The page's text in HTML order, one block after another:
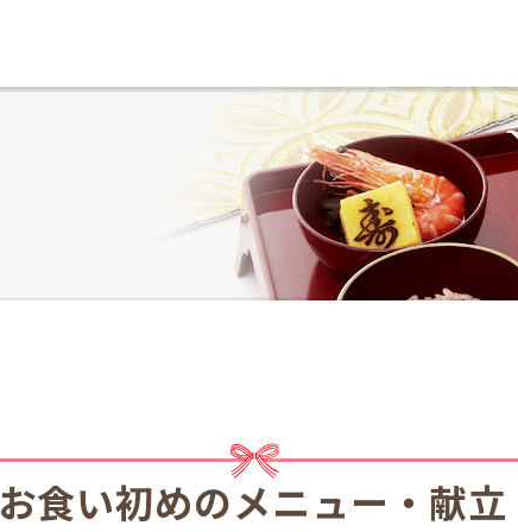
お食い初めのメニュー・献立